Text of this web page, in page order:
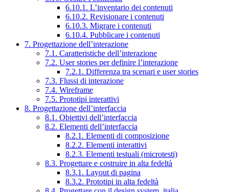
6.10.1. L’inventario dei contenuti
6.10.2. Revisionare i contenuti
6.10.3. Migrare i contenuti
6.10.4. Pubblicare i contenuti
7. Progettazione dell’interazione
7.1. Caratteristiche dell’interazione
7.2. User stories per definire l’interazione
7.2.1. Differenza tra scenari e user stories
7.3. Flussi di interazione
7.4. Wireframe
7.5. Prototipi interattivi
8. Progettazione dell’interfaccia
8.1. Obiettivi dell’interfaccia
8.2. Elementi dell’interfaccia
8.2.1. Elementi di composizione
8.2.2. Elementi interattivi
8.2.3. Elementi testuali (microtesti)
8.3. Progettare e costruire in alta fedeltà
8.3.1. Layout di pagina
8.3.2. Prototipi in alta fedeltà